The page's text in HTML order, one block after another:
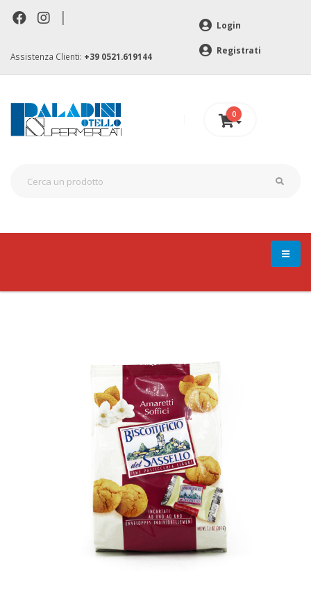
|
Assistenza Clienti: +39 0521.619144
Login
Registrati
0